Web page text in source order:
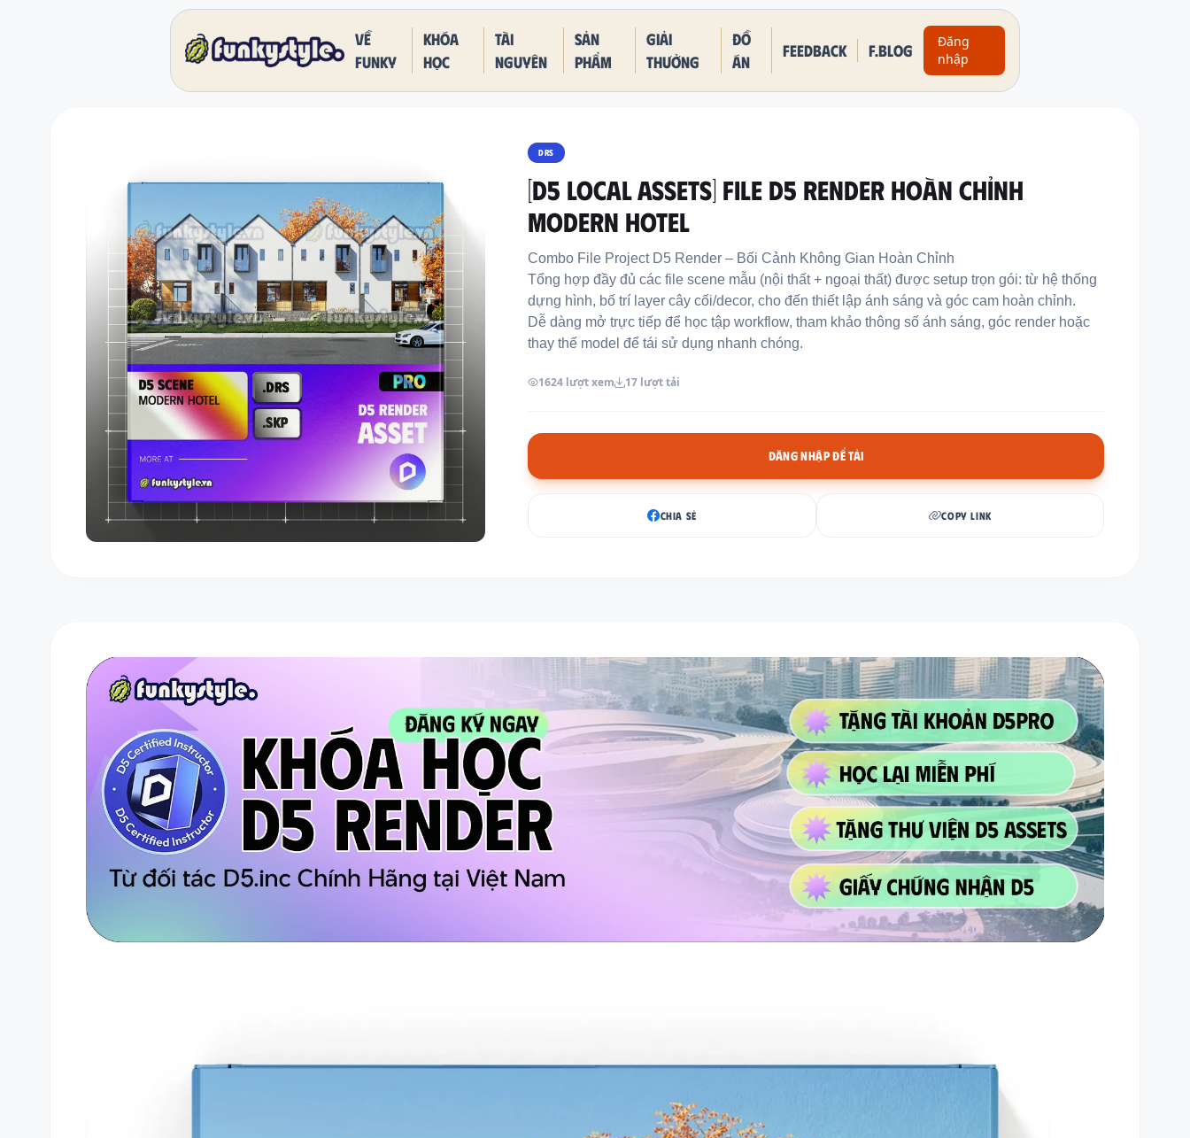
Về
funky
Khóa
học
Tài
nguyên
Sản
phẩm
Giải
thưởng
Đồ
án
Feedback F.BLOG
Đăng
nhập
DRS
[D5 LOCAL ASSETS] FILE D5 RENDER HOÀN CHỈNH
MODERN HOTEL
Combo File Project D5 Render – Bối Cảnh Không Gian Hoàn Chỉnh
Tổng hợp đầy đủ các file scene mẫu (nội thất + ngoại thất) được setup trọn gói: từ hệ thống
dựng hình, bố trí layer cây cối/decor, cho đến thiết lập ánh sáng và góc cam hoàn chỉnh.
Dễ dàng mở trực tiếp để học tập workflow, tham khảo thông số ánh sáng, góc render hoặc
thay thế model để tái sử dụng nhanh chóng.
1624 lượt xem 17 lượt tải
ĐĂNG NHẬP ĐỂ TẢI
CHIA SẺ COPY LINK